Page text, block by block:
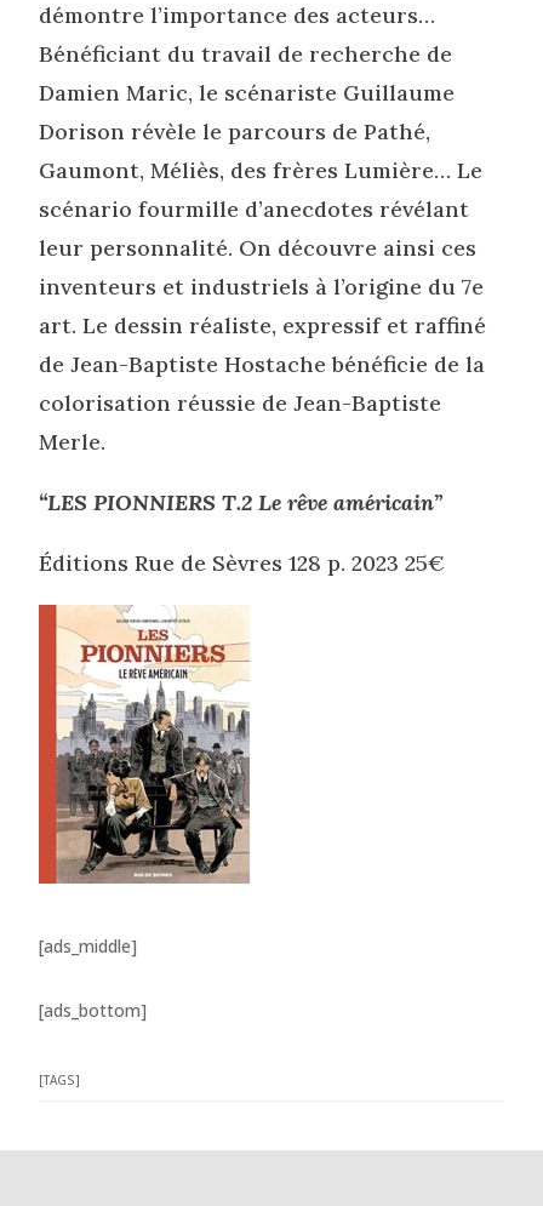
démontre l’importance des acteurs…
Bénéficiant du travail de recherche de
Damien Maric, le scénariste Guillaume
Dorison révèle le parcours de Pathé,
Gaumont, Méliès, des frères Lumière… Le
scénario fourmille d’anecdotes révélant
leur personnalité. On découvre ainsi ces
inventeurs et industriels à l’origine du 7e
art. Le dessin réaliste, expressif et raffiné
de Jean-Baptiste Hostache bénéficie de la
colorisation réussie de Jean-Baptiste
Merle.
“LES PIONNIERS T.2 Le rêve américain”
Éditions Rue de Sèvres 128 p. 2023 25€
[ads_middle]
[ads_bottom]
[TAGS]